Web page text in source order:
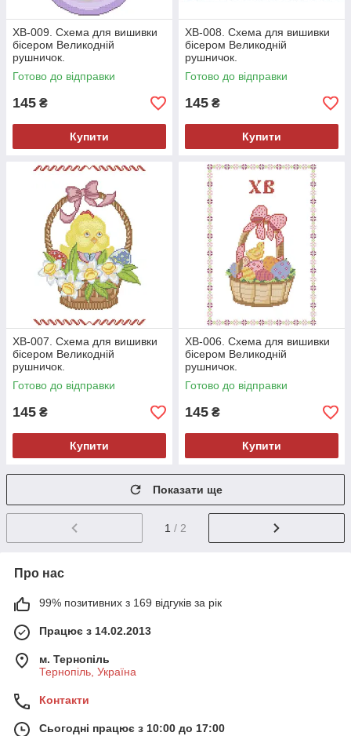
ХВ-009. Схема для вишивки
бісером Великодній
рушничок.
Готово до відправки
145 ₴
Купити
ХВ-008. Схема для вишивки
бісером Великодній
рушничок.
Готово до відправки
145 ₴
Купити
ХВ-007. Схема для вишивки
бісером Великодній
рушничок.
Готово до відправки
145 ₴
Купити
ХВ-006. Схема для вишивки
бісером Великодній
рушничок.
Готово до відправки
145 ₴
Купити
Показати ще
1 / 2
Про нас
99% позитивних з 169 відгуків за рік
Працює з 14.02.2013
м. Тернопіль
Тернопіль, Україна
Контакти
Сьогодні працює з 10:00 до 17:00